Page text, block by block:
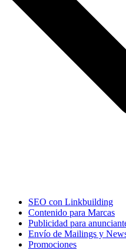
SEO con Linkbuilding
Contenido para Marcas
Publicidad para
Envío de Mailings y
Promociones